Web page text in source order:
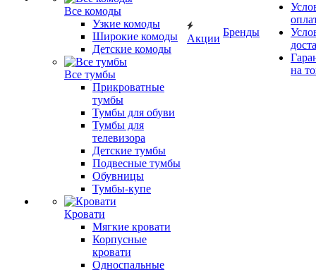
Все комоды
Узкие комоды
Широкие комоды
Детские комоды
Все тумбы
Прикроватные
тумбы
Тумбы для обуви
Тумбы для
телевизора
Детские тумбы
Подвесные тумбы
Обувницы
Тумбы-купе
Кровати
Мягкие кровати
Корпусные
кровати
Односпальные
Акции
Бренды
на